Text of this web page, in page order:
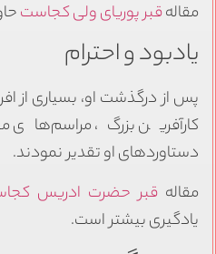
مقالهقبر پوریای ولی کجاست
یادبود و احترام
پس از درگذشت او، بسیاری از
کارآفرین بزرگ، مراسم‌های
دستاوردهای او تقدیر نمودند.
مقاله قبر حضرت ادریس
یادگیری بیشتر است.